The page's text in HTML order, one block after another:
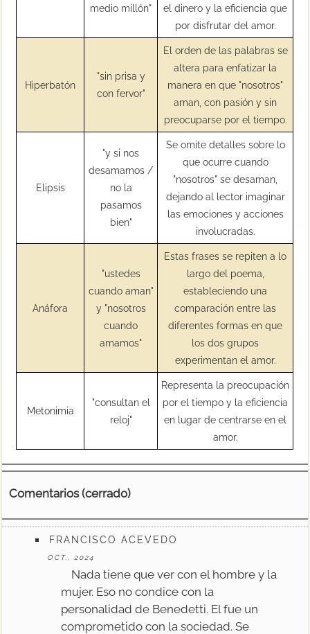
medio millón"
el dinero y la eficiencia que
por disfrutar del amor.
Hiperbatón
"sin prisa y
con fervor"
El orden de las palabras se
altera para enfatizar la
manera en que "nosotros"
aman, con pasión y sin
preocuparse por el tiempo.
Elipsis
"y si nos
desamamos /
no la
pasamos
bien"
Se omite detalles sobre lo
que ocurre cuando
"nosotros" se desaman,
dejando al lector imaginar
las emociones y acciones
involucradas.
Anáfora
"ustedes
cuando aman"
y "nosotros
cuando
amamos"
Estas frases se repiten a lo
largo del poema,
estableciendo una
comparación entre las
diferentes formas en que
los dos grupos
experimentan el amor.
Metonimia
"consultan el
reloj"
Representa la preocupación
por el tiempo y la eficiencia
en lugar de centrarse en el
amor.
Comentarios (cerrado)
FRANCISCO ACEVEDO
OCT., 2024
Nada tiene que ver con el hombre y la
mujer. Eso no condice con la
personalidad de Benedetti. El fue un
comprometido con la sociedad. Se